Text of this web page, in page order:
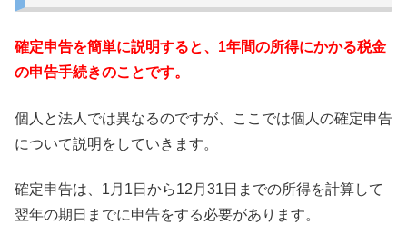
確定申告を簡単に説明すると、 1年間の所得にかかる税金
の申告手続きのことです。
個人と法人では異なるのですが、
ここでは個人の確定申告
について説明をしていきます。
確定申告は、 1月1日から12月31日までの所得を計算して
翌年の期日までに申告をする必要があります。